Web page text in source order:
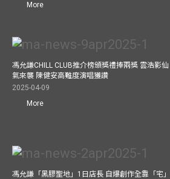
More
馮允謙CHILL CLUB推介榜頒獎禮捧兩獎 雲浩影仙
氣來襲 陳健安高難度演唱獲讚
2025-04-09
More
馮允謙「黑膠聖地」1日店長 自爆創作全靠「宅」